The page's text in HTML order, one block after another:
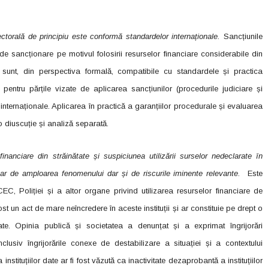
de principiu este conformă standardelor internaționale. Sancțiunile
sancționare pe motivul folosirii resurselor financiare considerabile din
din perspectiva formală, compatibile cu standardele și practica
părțile vizate de aplicarea sancțiunilor (procedurile judiciare și
Aplicarea în practică a garanțiilor procedurale și evaluarea
diuscuție și analiză separată.
din străinătate și suspiciunea utilizării surselor nedeclarate în
de amploarea fenomenului dar și de riscurile iminente relevante.
Este
Poliției și a altor organe privind utilizarea resurselor financiare de
un act de mare neîncredere în aceste instituții și ar constituie pe drept o
Opinia publică și societatea a denunțat și a exprimat îngrijorări
îngrijorările conexe de destabilizare a situației și a contextului
date ar fi fost văzută ca inactivitate dezaprobantă a instituțiilor